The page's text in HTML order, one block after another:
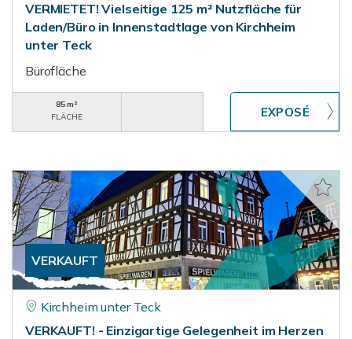
VERMIETET! Vielseitige 125 m² Nutzfläche für
Laden/Büro in Innenstadtlage von Kirchheim
unter Teck
Bürofläche
85 m²
FLÄCHE
VERKAUFT
Kirchheim unter Teck
VERKAUFT! - Einzigartige Gelegenheit im Herzen